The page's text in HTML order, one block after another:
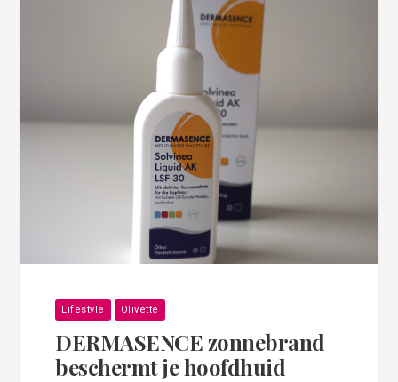
Lifestyle Olivette
DERMASENCE zonnebrand
beschermt je hoofdhuid